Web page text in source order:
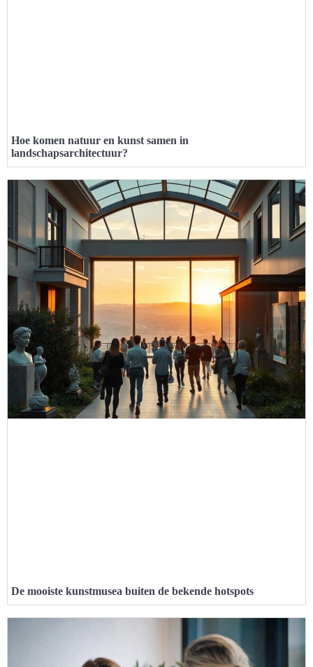
Hoe komen natuur en kunst samen in
landschapsarchitectuur?
De mooiste kunstmusea buiten de bekende hotspots